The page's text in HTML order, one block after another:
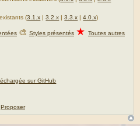
(3.1.x |3.2.x |3.3.x |4.0.x)
🎨 Styles présentés ★ Toutes autres
sur GitHub
Proposer